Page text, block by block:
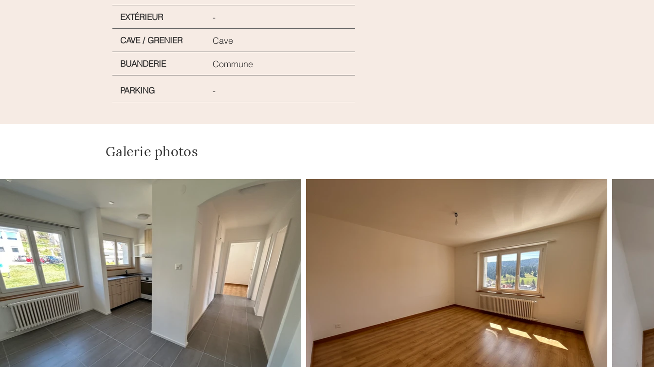
EXTÉRIEUR -
CAVE / GRENIER Cave
BUANDERIE Commune
PARKING -
Galerie photos